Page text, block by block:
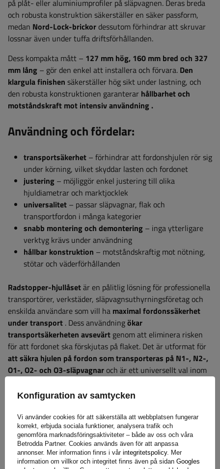
på plåt- eller aluminiumprofiler på släpvagnen. Deras breda
och robusta konstruktion säkerställer en säker passform,
medan Nord-Lock-brickor dessutom förhindrar att skruvar
lossnar även under tuffa driftsförhållanden.
Dess kompakta mått – 127 mm hög, 160 mm bred och 327
mm lång – gör den enkel att installera och förvara. Den
klargula finishen säkerställer hög sikt under lastning, och
den robusta konstruktionen garanterar hållbarhet och
motståndskraft mot intensiv användning .
Användning och fördelar:
transportsäkerhet – förhindrar att fordonshjulen rör sig
under körning, vilket skyddar lasten och fordonet
justering – möjliggör enkel justering till olika
hjuldiametrar och marktjocklek
universalitet – passar släpvagnar, flak och
transportfordon i många kategorier
snabb montering och demontering – inga ytterligare
verktyg krävs under användning
hållbar konstruktion – motståndskraftig mot nötning,
stötar och väderförhållanden
Radstopper-hjullåsetär en pålitlig lösning för professionella
transportörer, verkstäder, släpvagnsuthyrningsföretag och
enskilda användare som vill ha maximal fordonssäkerhet
under transport . Dess användningökar
transportsäkerheten avsevärt genom att eliminera risken
för att fordonet ska förskjutas på flaket. Det är utformat för
att säkra hjulen på fordon som transporteras på N1-, N2-,
O1-, O2- och O3-släpvagnar och är ett universellt val inom
Garanti
När du köper en produkt från vårt sortiment får du 2 års
garanti.Tack vare detta kan du använda den utan att oroa
Konfiguration av samtycken
Vi använder cookies för att säkerställa att webbplatsen fungerar
korrekt, erbjuda sociala funktioner, analysera trafik och
genomföra marknadsföringsaktiviteter – både av oss och våra
Betrodda Partner. Cookies används även för att anpassa
annonser. Mer information finns i vår integritetspolicy. Mer
information om villkor och integritet finns även på sidan Googles